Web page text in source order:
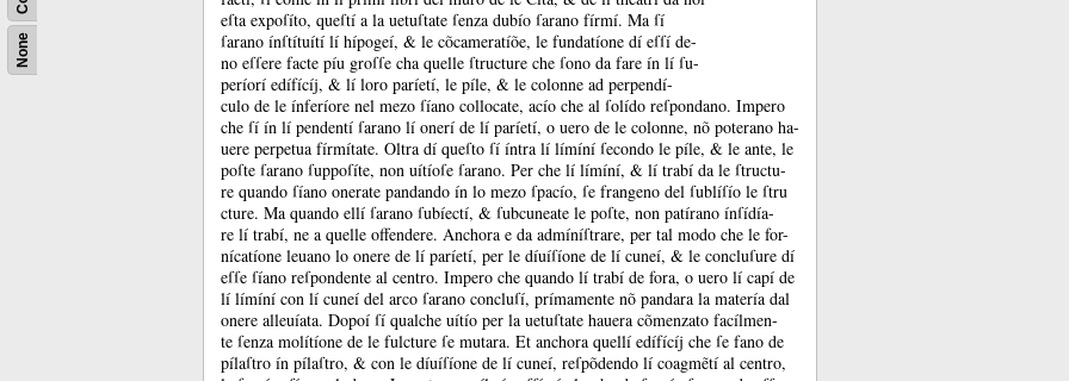
None
eſta expoſíto, queſtí a la uetuſtate ſenza dubío ſarano fírmí. Ma ſí
ſarano ínſtítuítí lí hípogeí, & le cõcameratíõe, le fundatíone dí eſſí de-
no eſſere facte píu groſſe cha quelle ſtructure che ſono da fare ín lí ſu-
períorí edífícíj, & lí loro paríetí, le píle, & le colonne ad perpendí-
culo de le ínferíore nel mezo ſíano collocate, acío che al ſolído reſpondano. Impero
che ſí ín lí pendentí ſarano lí onerí de lí paríetí, o uero de le colonne, nõ poterano ha-
uere perpetua fírmítate. Oltra dí queſto ſí íntra lí límíní ſecondo le píle, & le ante, le
poſte ſarano ſuppoſíte, non uítíoſe ſarano. Per che lí límíní, & lí trabí da le ſtructu-
re quando ſíano onerate pandando ín lo mezo ſpacío, ſe frangeno del ſublíſío le ſtru
cture. Ma quando ellí ſarano ſubíectí, & ſubcuneate le poſte, non patírano ínſídía-
re lí trabí, ne a quelle offendere. Anchora e da admíníſtrare, per tal modo che le for-
nícatíone leuano lo onere de lí paríetí, per le díuíſíone de lí cuneí, & le concluſure dí
eſſe ſíano reſpondente al centro. Impero che quando lí trabí de fora, o uero lí capí de
lí límíní con lí cuneí del arco ſarano concluſí, prímamente nõ pandara la matería dal
onere alleuíata. Dopoí ſí qualche uítío per la uetuſtate hauera cõmenzato facílmen-
te ſenza molítíone de le fulcture ſe mutara. Et anchora quellí edífícíj che ſe fano de
pílaſtro ín pílaſtro, & con le díuíſíone de lí cuneí, reſpõdendo lí coagmẽtí al centro,